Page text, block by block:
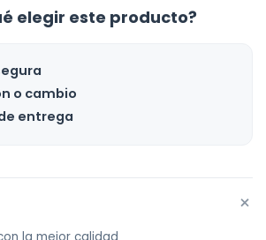
elegir este producto?
o cambio
entrega
+